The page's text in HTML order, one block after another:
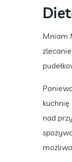
Mniam
kuchnię
nad